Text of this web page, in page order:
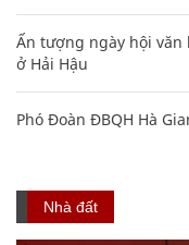
Ấn tượng ngày hội văn
ở Hải Hậu
Phó Đoàn ĐBQH Hà
Nhà đất